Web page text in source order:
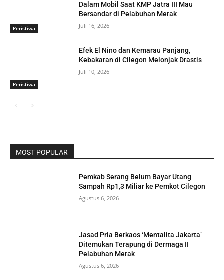
Peristiwa
Dalam Mobil Saat KMP Jatra III Mau
Bersandar di Pelabuhan Merak
Juli 16, 2026
Peristiwa
Efek El Nino dan Kemarau Panjang,
Kebakaran di Cilegon Melonjak Drastis
Juli 10, 2026
MOST POPULAR
Pemkab Serang Belum Bayar Utang
Sampah Rp1,3 Miliar ke Pemkot Cilegon
Agustus 6, 2026
Jasad Pria Berkaos ‘Mentalita Jakarta’
Ditemukan Terapung di Dermaga II
Pelabuhan Merak
Agustus 6, 2026